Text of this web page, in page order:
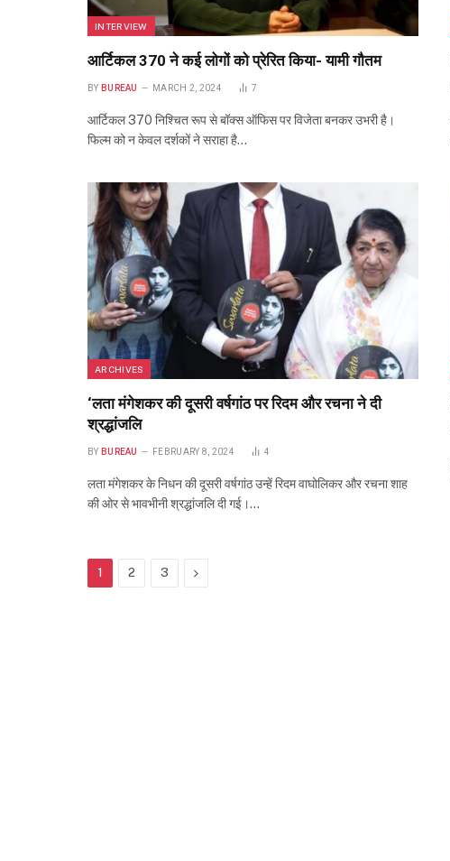
INTERVIEW
आर्टिकल 370 ने कई लोगों को प्रेरित किया- यामी गौतम
BY BUREAU MARCH 2, 2024 7
आर्टिकल 370 निश्चित रूप से बॉक्स ऑफिस पर विजेता बनकर उभरी है।
फिल्म को न केवल दर्शकों ने सराहा है…
ARCHIVES
‘लता मंगेशकर की दूसरी वर्षगांठ पर रिदम और रचना ने दी
श्रद्धांजलि
BY BUREAU FEBRUARY 8, 2024 4
लता मंगेशकर के निधन की दूसरी वर्षगांठ उन्हें रिदम वाघोलिकर और रचना शाह
की ओर से भावभीनी श्रद्धांजलि दी गई।…
1 2 3 Next